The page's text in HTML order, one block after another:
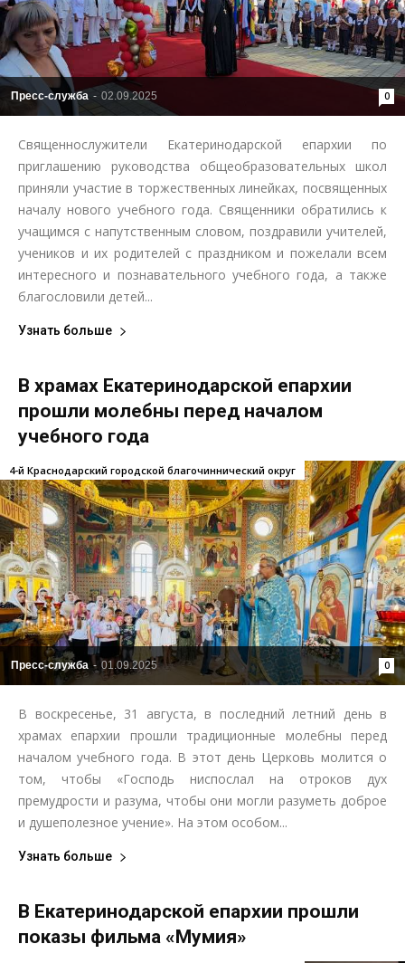
Пресс-служба - 02.09.2025 0
Священнослужители Екатеринодарской епархии по
приглашению руководства общеобразовательных школ
приняли участие в торжественных линейках, посвященных
началу нового учебного года. Священники обратились к
учащимся с напутственным словом, поздравили учителей,
учеников и их родителей с праздником и пожелали всем
интересного и познавательного учебного года, а также
благословили детей...
Узнать больше
В храмах Екатеринодарской епархии
прошли молебны перед началом
учебного года
Пресс-служба - 01.09.2025 0
4-й Краснодарский городской благочиннический округ
В воскресенье, 31 августа, в последний летний день в
храмах епархии прошли традиционные молебны перед
началом учебного года. В этот день Церковь молится о
том, чтобы «Господь ниспослал на отроков дух
премудрости и разума, чтобы они могли разуметь доброе
и душеполезное учение». На этом особом...
Узнать больше
В Екатеринодарской епархии прошли
показы фильма «Мумия»